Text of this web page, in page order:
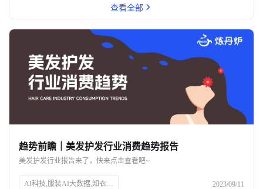
金融市场解决方案
资源中心
新闻中心
关于我们
公司介绍
查看全部
趋势前瞻｜美发护发行业消费趋势报告
美发护发行业报告来了，快来点击查看吧~
AI科技,服装AI大数据,知衣科技,头皮护理,防脱生发,美发护发行业,消费趋势,高端头皮精油,洗发水功效,消费者安全,中草药防脱,丰盈蓬松,免洗喷雾,Spes诗裴丝 2023/09/11